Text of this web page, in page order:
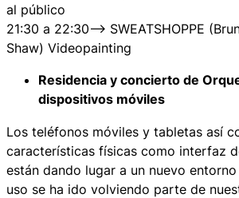
al público
21:30 a 22:30—> SWEATSHOPPE
Shaw) Videopainting
Residencia y concierto de
dispositivos móviles
Los teléfonos móviles y tabletas así
características físicas como interfaz
están dando lugar a un nuevo
uso se ha ido volviendo parte de